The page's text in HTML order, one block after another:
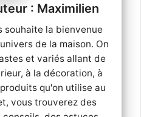
Maximilien
souhaite la bienvenue
de la maison. On
et variés allant de
à la décoration, à
qu'on utilise au
vous trouverez des